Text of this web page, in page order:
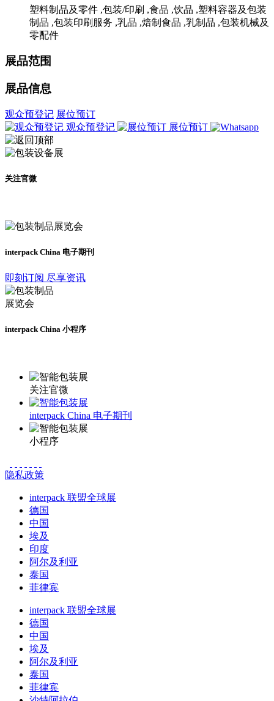
塑料制品及零件 ,包装/印刷 ,食品 ,饮品 ,塑料容器及包装
制品 ,包装印刷服务 ,乳品 ,焙制食品 ,乳制品 ,包装机械及
零配件
展品范围
展品信息
观众预登记 展位预订
观众预登记
展位预订
关注官微
interpack China 电子期刊
即刻订阅 尽享资讯
interpack China 小程序
关注官微
interpack China 电子期刊
小程序
隐私政策
interpack 联盟全球展
德国
中国
埃及
印度
阿尔及利亚
泰国
菲律宾
interpack 联盟全球展
德国
中国
埃及
阿尔及利亚
泰国
菲律宾